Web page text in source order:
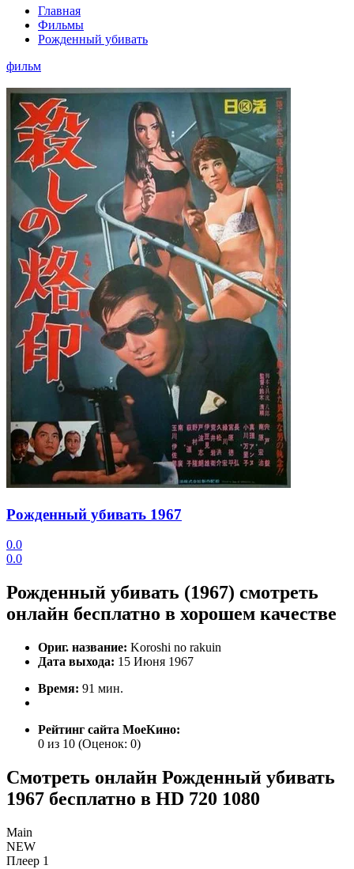
Главная
Фильмы
Рожденный убивать
фильм
Рожденный убивать 1967
0.0
0.0
Рожденный убивать (1967) смотреть
онлайн бесплатно в хорошем качестве
Ориг. название: Koroshi no rakuin
Дата выхода: 15 Июня 1967
Время: 91 мин.
Рейтинг сайта МоеКино:
0 из 10 (Оценок: 0)
Смотреть онлайн Рожденный убивать
1967 бесплатно в HD 720 1080
Main
NEW
Плеер 1